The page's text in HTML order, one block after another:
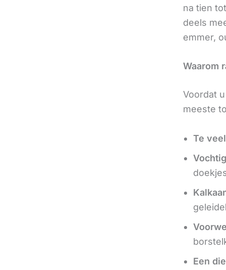
na tien
deels
emmer,
Waarom
Voordat
meeste
Te
Een